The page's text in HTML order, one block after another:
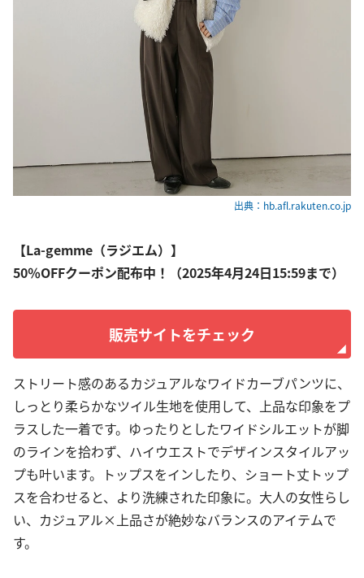
出典：hb.afl.rakuten.co.jp
【La-gemme（ラジエム）】
50％OFFクーポン配布中！（2025年4月24日15:59まで）
販売サイトをチェック
ストリート感のあるカジュアルなワイドカーブパンツに、
しっとり柔らかなツイル生地を使用して、上品な印象をプ
ラスした一着です。ゆったりとしたワイドシルエットが脚
のラインを拾わず、ハイウエストでデザインスタイルアッ
プも叶います。トップスをインしたり、ショート丈トップ
スを合わせると、より洗練された印象に。大人の女性らし
い、カジュアル×上品さが絶妙なバランスのアイテムで
す。